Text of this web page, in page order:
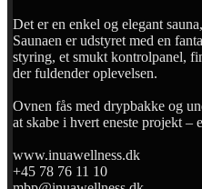
Det er en enkel og elegant
Saunaen er udstyret med en
styring, et smukt kontrolpanel,
der fuldender oplevelsen.
Ovnen fås med drypbakke og
at skabe i hvert eneste projekt –
www.inuawellness.dk
+45 78 76 11 10